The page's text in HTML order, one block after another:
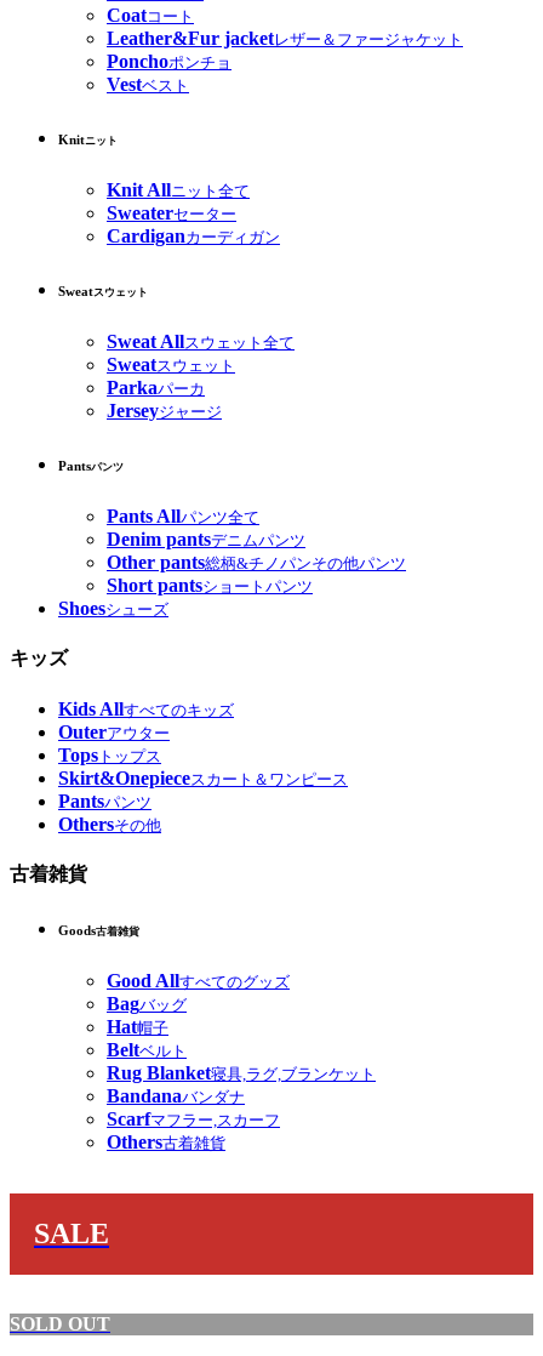
Coatコート
Leather&Fur jacketレザー＆ファージャケット
Ponchoポンチョ
Vestベスト
Knitニット
Knit Allニット全て
Sweaterセーター
Cardiganカーディガン
Sweatスウェット
Sweat Allスウェット全て
Sweatスウェット
Parkaパーカ
Jerseyジャージ
Pantsパンツ
Pants Allパンツ全て
Denim pantsデニムパンツ
Other pants総柄&チノパンその他パンツ
Short pantsショートパンツ
Shoesシューズ
キッズ
Kids Allすべてのキッズ
Outerアウター
Tops トップス
Skirt&Onepieceスカート＆ワンピース
Pantsパンツ
Othersその他
古着雑貨
Goods古着雑貨
Good Allすべてのグッズ
Bagバッグ
Hat帽子
Beltベルト
Rug Blanket寝具,ラグ,ブランケット
Bandanaバンダナ
Scarfマフラー,スカーフ
Others古着雑貨
SALE
SOLD OUT